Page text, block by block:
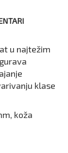
u najtežim
klase
koža